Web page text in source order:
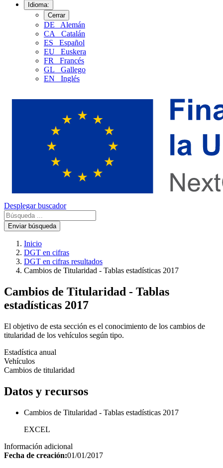
Idioma:
Cerrar
DE
Alemán
CA
Catalán
ES
Español
EU
Euskera
FR
Francés
GL
Gallego
EN
Inglés
Desplegar buscador
Enviar búsqueda
Inicio
DGT en cifras
DGT en cifras resultados
Cambios de Titularidad - Tablas estadísticas 2017
Cambios de Titularidad - Tablas
estadísticas 2017
El objetivo de esta sección es el conocimiento de los cambios de
titularidad de los vehículos según tipo.
Estadística anual
Vehículos
Cambios de titularidad
Datos y recursos
Cambios de Titularidad - Tablas estadísticas 2017
EXCEL
Información adicional
Fecha de creación:01/01/2017